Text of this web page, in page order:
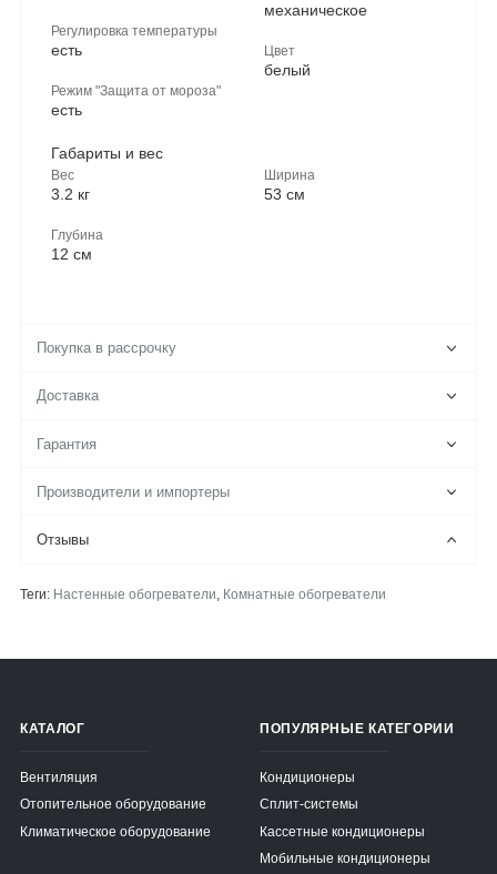
Регулировка температуры
есть
Режим "Защита от мороза"
есть
механическое
Цвет
белый
Габариты и вес
Вес
3.2 кг
Глубина
12 см
Ширина
53 см
Покупка в рассрочку
Доставка
Гарантия
Производители и импортеры
Отзывы
Теги: Настенные обогреватели Комнатные обогреватели
КАТАЛОГ
Вентиляция
Отопительное оборудование
Климатическое оборудование
ПОПУЛЯРНЫЕ КАТЕГОРИИ
Кондиционеры
Сплит-системы
Кассетные кондиционеры
Мобильные кондиционеры